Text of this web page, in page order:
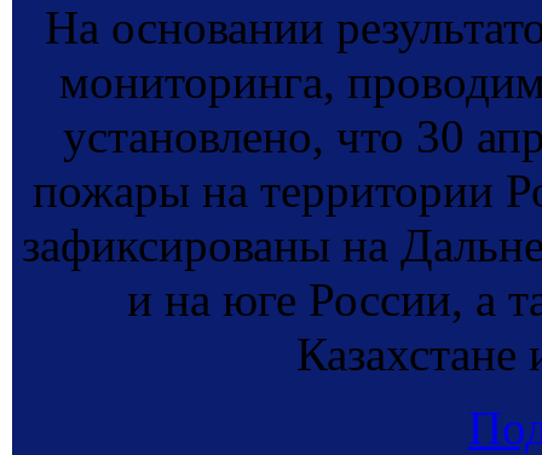
На основании
мониторинга,
установлено, что 30
пожары на территории
зафиксированы на
и на юге России, а